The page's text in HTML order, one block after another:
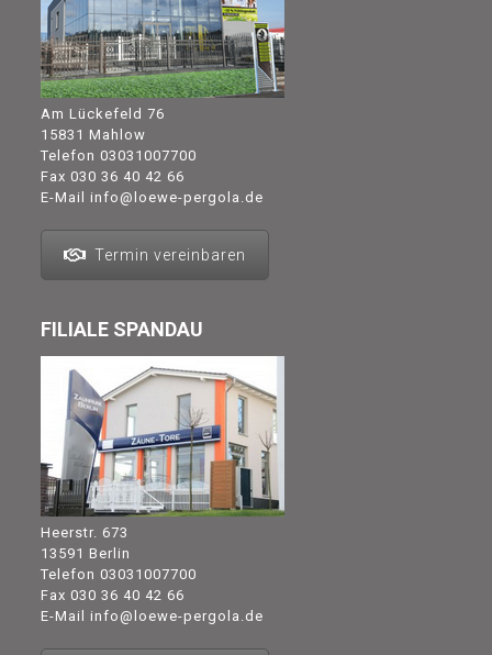
Am Lückefeld 76
15831 Mahlow
Telefon 03031007700
Fax 030 36 40 42 66
E-Mail info@loewe-pergola.de
Termin vereinbaren
FILIALE SPANDAU
Heerstr. 673
13591 Berlin
Telefon 03031007700
Fax 030 36 40 42 66
E-Mail info@loewe-pergola.de